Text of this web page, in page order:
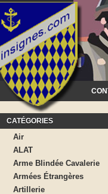
CATÉGORIES
Air
ALAT
Arme Blindée Cavalerie
Armées Étrangères
Artillerie